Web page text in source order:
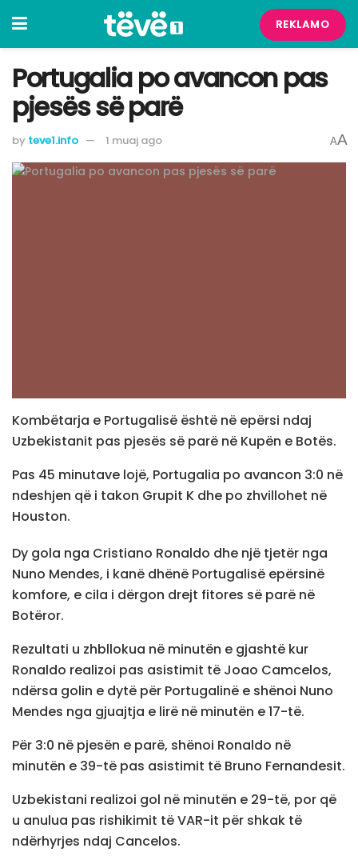
REKLAMO
Portugalia po avancon pas
pjesës së parë
by teve1.info 1 muaj ago AA
Kombëtarja e Portugalisë është në epërsi ndaj
Uzbekistanit pas pjesës së parë në Kupën e Botës.
Pas 45 minutave lojë, Portugalia po avancon 3:0 në
ndeshjen që i takon Grupit K dhe po zhvillohet në
Houston.
Dy gola nga Cristiano Ronaldo dhe një tjetër nga
Nuno Mendes, i kanë dhënë Portugalisë epërsinë
komfore, e cila i dërgon drejt fitores së parë në
Botëror.
Rezultati u zhbllokua në minutën e gjashtë kur
Ronaldo realizoi pas asistimit të Joao Camcelos,
ndërsa golin e dytë për Portugalinë e shënoi Nuno
Mendes nga gjuajtja e lirë në minutën e 17-të.
Për 3:0 në pjesën e parë, shënoi Ronaldo në
minutën e 39-të pas asistimit të Bruno Fernandesit.
Uzbekistani realizoi gol në minutën e 29-të, por që
u anulua pas rishikimit të VAR-it për shkak të
ndërhyrjes ndaj Cancelos.